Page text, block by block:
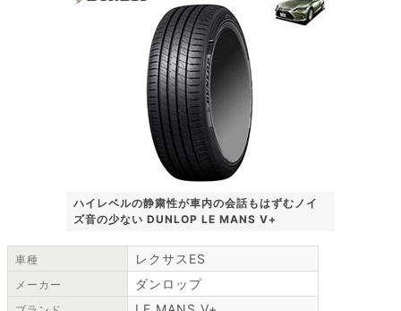
ハイレベルの静粛性が車内の会話もはずむノイ
ズ音の少ない DUNLOP LE MANS V+
車種 レクサスES
メーカー ダンロップ